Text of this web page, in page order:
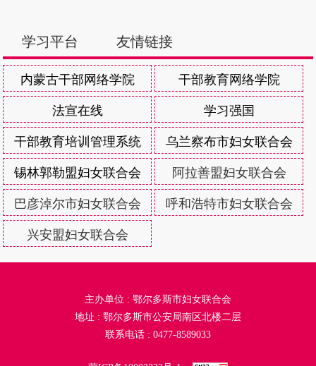
学习平台 友情链接
内蒙古干部网络学院 干部教育网络学院
法宣在线 学习强国
干部教育培训管理系统 乌兰察布市妇女联合会
锡林郭勒盟妇女联合会 阿拉善盟妇女联合会
巴彦淖尔市妇女联合会 呼和浩特市妇女联合会
兴安盟妇女联合会
主办单位 : 鄂尔多斯市妇女联合会
地址 : 鄂尔多斯市公安局南区北楼二层
联系电话 : 0477-8589033